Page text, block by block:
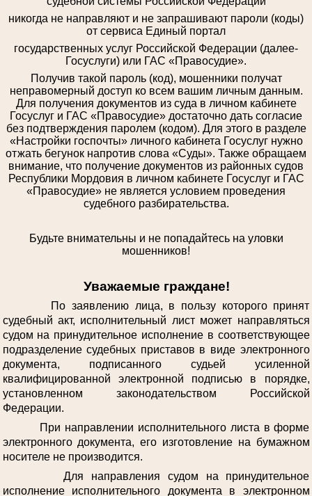
никогда не направляют и не запрашивают пароли (коды)
от сервиса Единый портал
государственных услуг Российской Федерации (далее-
Госуслуги) или ГАС «Правосудие».
Получив такой пароль (код), мошенники получат
неправомерный доступ ко всем вашим личным данным.
Для получения документов из суда в личном кабинете
Госуслуг и ГАС «Правосудие» достаточно дать согласие
без подтверждения паролем (кодом). Для этого в разделе
«Настройки госпочты» личного кабинета Госуслуг нужно
отжать бегунок напротив слова «Суды». Также обращаем
внимание, что получение документов из районных судов
Республики Мордовия в личном кабинете Госуслуг и ГАС
«Правосудие» не является условием проведения
судебного разбирательства.
Будьте внимательны и не попадайтесь на уловки
мошенников!
Уважаемые граждане!
По заявлению лица, в пользу которого принят
судебный акт, исполнительный лист может направляться
судом на принудительное исполнение в соответствующее
подразделение судебных приставов в виде электронного
документа, подписанного судьей усиленной
квалифицированной электронной подписью в порядке,
установленном законодательством Российской
Федерации.
При направлении исполнительного листа в форме
электронного документа, его изготовление на бумажном
носителе не производится.
Для направления судом на принудительное
исполнение исполнительного документа в электронном